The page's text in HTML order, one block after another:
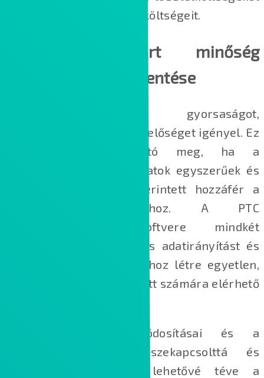
és a nem elvárt minőség költségeit.
A nem elvárt minőség
költségeinek csökkentése
A termékinnováció gyorsaságot,
rugalmasságot és megfelelőséget igényel. Ez
csak akkor valósítható meg, ha a
termékfejlesztési folyamatok egyszerűek és
átláthatók, és minden érintett hozzáfér a
legpontosabb adatokhoz. A PTC
minőségirányítási szoftvere mindkét
területet kezeli. Egységes adatirányítást és
nyomon követhetőséget hoz létre egyetlen,
valós idejű, minden érintett számára elérhető
A követelmények módosításai és a
nemmegfelelőségek összekapcsolttá és
automatizálttá válnak, lehetővé téve a